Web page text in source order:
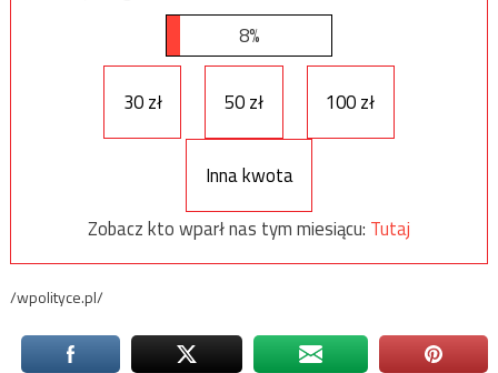
8%
30 zł 50 zł 100 zł
Inna kwota
Zobacz kto wparł nas tym miesiącu: Tutaj
/wpolityce.pl/